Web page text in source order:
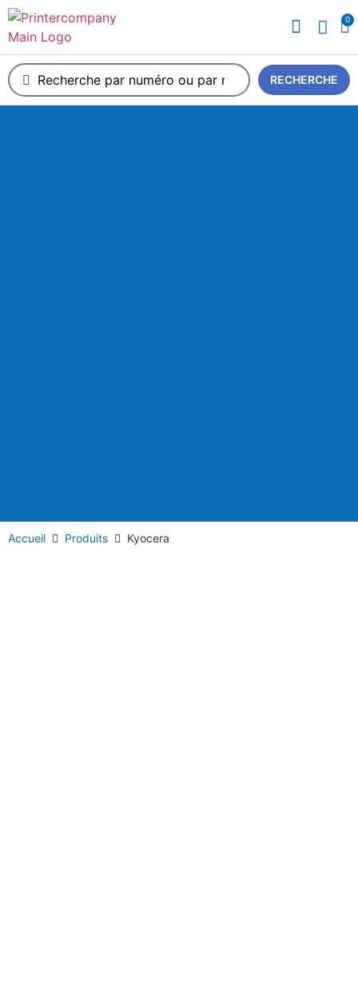
0
RECHERCHE
Accueil Produits Kyocera